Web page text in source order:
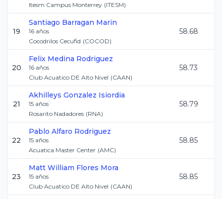
Itesm Campus Monterrey (ITESM)
19
Santiago Barragan Marin
16 años
Cocodrilos Cecufid (COCOD)
58.68
20
Felix Medina Rodriguez
16 años
Club Acuatico DE Alto Nivel (CAAN)
58.73
21
Akhilleys Gonzalez Isiordia
15 años
Rosarito Nadadores (RNA)
58.79
22
Pablo Alfaro Rodriguez
15 años
Acuatica Master Center (AMC)
58.85
23
Matt William Flores Mora
15 años
Club Acuatico DE Alto Nivel (CAAN)
58.85